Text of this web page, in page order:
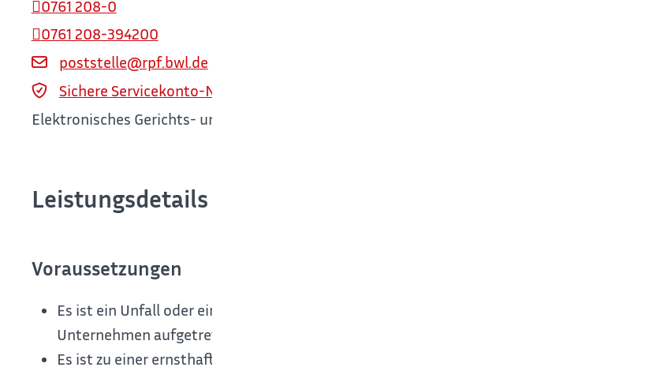
0761 208-0
0761 208-394200
poststelle@rpf.bwl.de
Sichere Servicekonto-Nachricht über service-bw.de senden
Elektronisches Gerichts- und Verwaltungspostfach
Leistungsdetails
Voraussetzungen
Es ist ein Unfall oder eine Betriebsstörung beziehungsweise Krankheits- oder Todesfälle
Unternehmen aufgetreten.
Es ist zu einer ernsthaften Gesundheitsschädigung mindestens einer Ihrer angestellten